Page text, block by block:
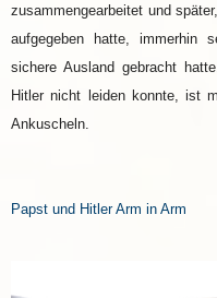
zusammengearbeitet und
aufgegeben hatte, immerhin
sichere Ausland gebracht
Hitler nicht leiden konnte, ist
Ankuscheln.
Papst und Hitler Arm in Arm